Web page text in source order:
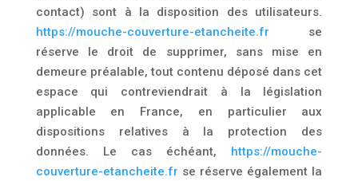
contact) sont à la disposition des utilisateurs.
https://mouche-couverture-etancheite.fr se
réserve le droit de supprimer, sans mise en
demeure préalable, tout contenu déposé dans cet
espace qui contreviendrait à la législation
applicable en France, en particulier aux
dispositions relatives à la protection des
données. Le cas échéant, https://mouche-
couverture-etancheite.fr se réserve également la